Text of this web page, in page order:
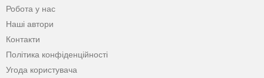
Робота у нас
Наші автори
Контакти
Політика конфіденційності
Угода користувача